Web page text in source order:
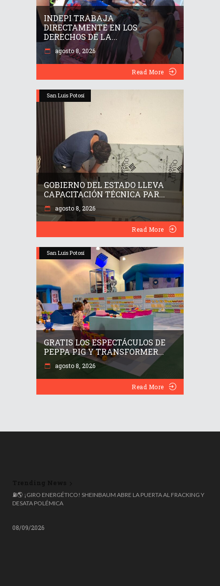
INDEPI TRABAJA
DIRECTAMENTE EN LOS
DERECHOS DE LA...
agosto 8, 2026
Read More
San Luis Potosí
GOBIERNO DEL ESTADO LLEVA
CAPACITACIÓN TÉCNICA PAR...
agosto 8, 2026
Read More
San Luis Potosí
GRATIS LOS ESPECTÁCULOS DE
PEPPA PIG Y TRANSFORMER...
agosto 8, 2026
Read More
⛽🌎 ¡GIRO ENERGÉTICO! SHEINBAUM ABRE LA PUERTA AL FRACKING Y
DESATA POLÉMICA
08/09/2026